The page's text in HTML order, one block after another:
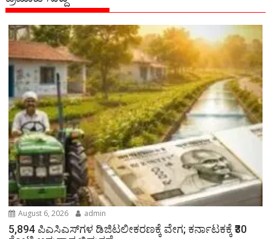
August 6, 2026 admin
5,894 ಪಿಎಸಿಎಸ್‌ಗಳ ಡಿಜಿಟಲೀಕರಣಕ್ಕೆ ವೇಗ; ಕರ್ನಾಟಕಕ್ಕೆ ₹30